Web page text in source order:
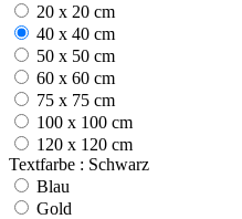
20 x 20 cm
40 x 40 cm
50 x 50 cm
60 x 60 cm
75 x 75 cm
100 x 100 cm
120 x 120 cm
Textfarbe : Schwarz
Blau
Gold